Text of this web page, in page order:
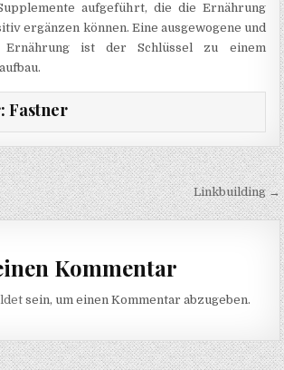
aufgeführt, die die Ernährung
ergänzen können. Eine ausgewogene und
Ernährung ist der Schlüssel zu einem
Fastner
Linkbuilding →
Kommentar
sein, um einen Kommentar abzugeben.